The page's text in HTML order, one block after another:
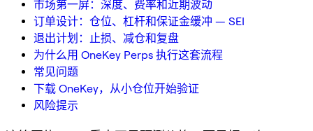
市场第一屏：深度、费率和近期波动
订单设计：仓位、杠杆和保证金缓冲 — SEI
退出计划：止损、减仓和复盘
为什么用 OneKey Perps 执行这套流程
常见问题
下载 OneKey，从小仓位开始验证
风险提示